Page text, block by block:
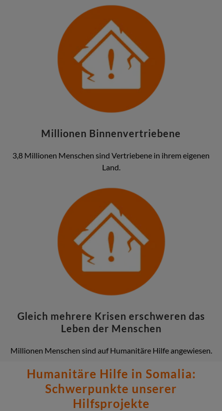
Millionen Binnenvertriebene
3,8 Millionen Menschen sind Vertriebene in ihrem eigenen
Land.
Gleich mehrere Krisen erschweren das
Leben der Menschen
Millionen Menschen sind auf Humanitäre Hilfe angewiesen.
Humanitäre Hilfe in Somalia:
Schwerpunkte unserer
Hilfsprojekte